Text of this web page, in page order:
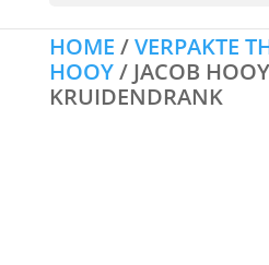
HOME /VERPAKTE
HOOY/ JACOB
KRUIDENDRANK